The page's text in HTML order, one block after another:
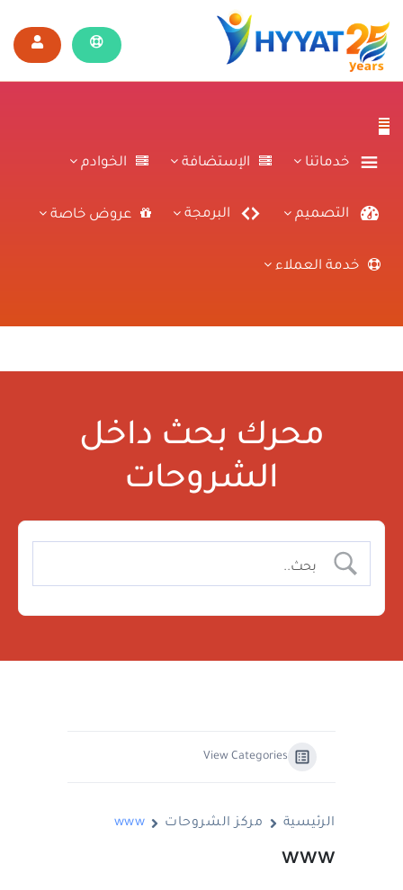
خدماتنا الإستضافة الخوادم
التصميم البرمجة عروض خاصة
خدمة العملاء
محرك بحث داخل
الشروحات
View Categories
الرئيسية مركز الشروحات www
www